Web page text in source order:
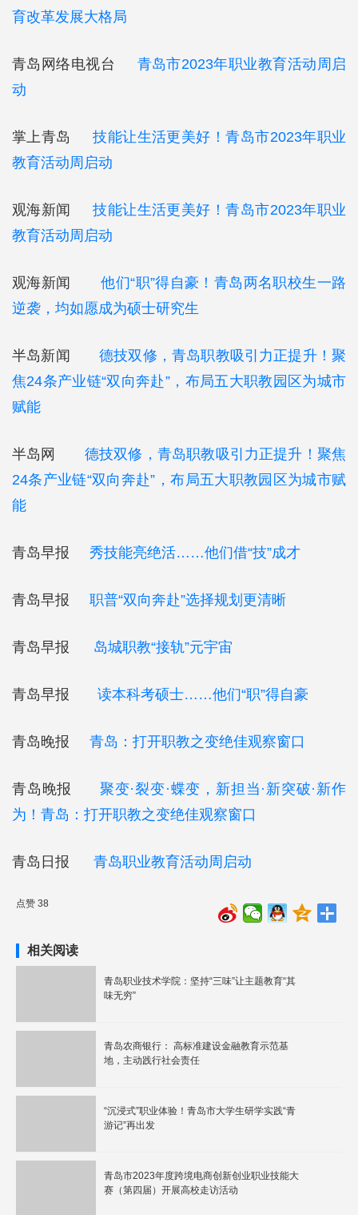
育改革发展大格局
青岛网络电视台 青岛市2023年职业教育活动周启
动
掌上青岛
技能让生活更美好！青岛市2023年职业
教育活动周启动
观海新闻技能让生活更美好！青岛市2023年职业
教育活动周启动
观海新闻他们“职”得自豪！青岛两名职校生一路
逆袭，均如愿成为硕士研究生
半岛新闻德技双修，青岛职教吸引力正提升！聚
焦24条产业链“双向奔赴”，布局五大职教园区为城市
赋能
半岛网
德技双修，青岛职教吸引力正提升！聚焦
24条产业链“双向奔赴”，布局五大职教园区为城市赋
能
青岛早报 秀技能亮绝活……他们借“技”成才
青岛早报 职普“双向奔赴”选择规划更清晰
青岛早报 岛城职教“接轨”元宇宙
青岛早报 读本科考硕士……他们“职”得自豪
青岛晚报 青岛：打开职教之变绝佳观察窗口
青岛晚报 聚变·裂变·蝶变，新担当·新突破·新作
为！青岛：打开职教之变绝佳观察窗口
青岛日报 青岛职业教育活动周启动
点赞 38
相关阅读
青岛职业技术学院：坚持“三味”让主题教育“其
味无穷”
青岛农商银行： 高标准建设金融教育示范基
地，主动践行社会责任
“沉浸式”职业体验！青岛市大学生研学实践“青
游记”再出发
青岛市2023年度跨境电商创新创业职业技能大
赛（第四届）开展高校走访活动